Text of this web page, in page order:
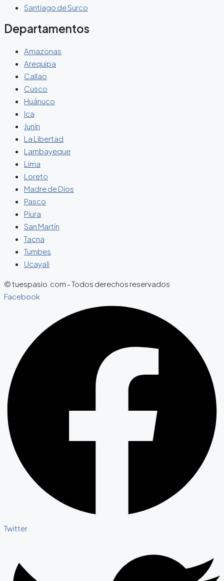
Santiago de Surco
Departamentos
Amazonas
Arequipa
Callao
Cusco
Huánuco
Ica
Junín
La Libertad
Lambayeque
Lima
Loreto
Madre de Dios
Pasco
Piura
San Martín
Tacna
Tumbes
Ucayali
© tuespasio.com - Todos derechos reservados
Facebook
Twitter